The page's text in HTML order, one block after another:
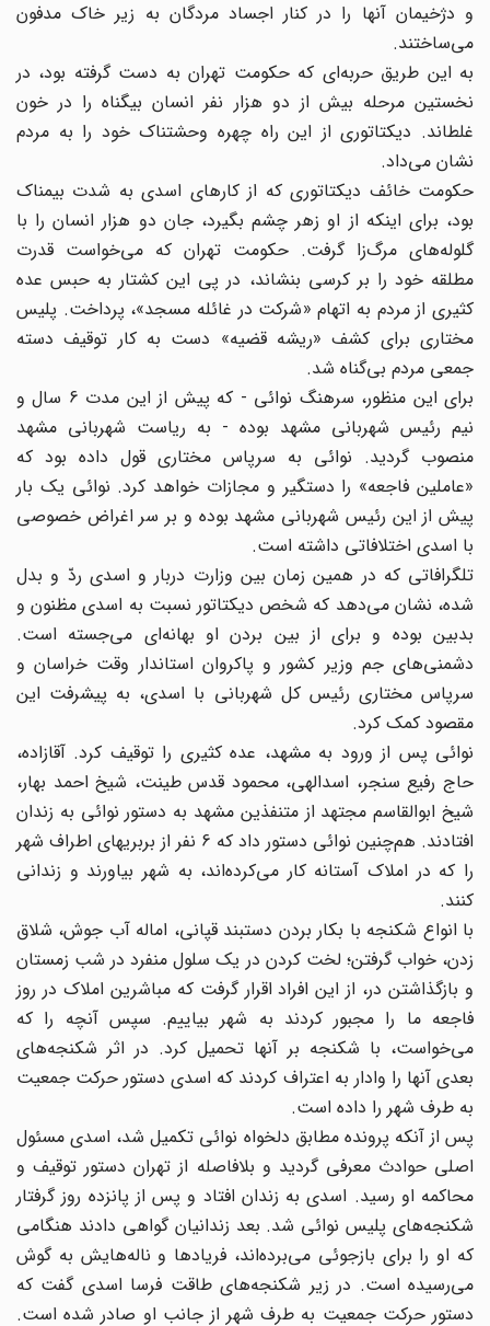
و دژخیمان آنها را در کنار اجساد مردگان به زیر خاک مدفون
می‌ساختند.
به این طریق حربه‌ای که حکومت تهران به دست گرفته بود، در
نخستین مرحله بیش از دو هزار نفر انسان بیگناه را در خون
غلطاند. دیکتاتوری از این راه چهره وحشتناک خود را به مردم
نشان می‌داد.
حکومت خائف دیکتاتوری که از کارهای اسدی به شدت بیمناک
بود، برای اینکه از او زهر چشم بگیرد، جان دو هزار انسان را با
گلوله‌های مرگ‌زا گرفت. حکومت تهران که می‌خواست قدرت
مطلقه خود را بر کرسی بنشاند، در پی این کشتار به حبس عده
کثیری از مردم به اتهام «شرکت در غائله مسجد»، پرداخت. پلیس
مختاری برای کشف «ریشه قضیه» دست به کار توقیف دسته
جمعی مردم بی‌گناه شد.
برای این منظور، سرهنگ نوائی - که پیش از این مدت 6 سال و
نیم رئیس شهربانی مشهد بوده - به ریاست شهربانی مشهد
منصوب گردید. نوائی به سرپاس مختاری قول داده بود که
«عاملین فاجعه» را دستگیر و مجازات خواهد کرد. نوائی یک بار
پیش از این رئیس شهربانی مشهد بوده و بر سر اغراض خصوصی
با اسدی اختلافاتی داشته است.
تلگرافاتی که در همین زمان بین وزارت دربار و اسدی ردّ و بدل
شده، نشان می‌دهد که شخص دیکتاتور نسبت به اسدی مظنون و
بدبین بوده و برای از بین بردن او بهانه‌ای می‌جسته است.
دشمنی‌های جم وزیر کشور و پاکروان استاندار وقت خراسان و
سرپاس مختاری رئیس کل شهربانی با اسدی، به پیشرفت این
مقصود کمک کرد.
نوائی پس از ورود به مشهد، عده کثیری را توقیف کرد. آقازاده،
حاج رفیع سنجر، اسدالهی، محمود قدس طینت، شیخ احمد بهار،
شیخ ابوالقاسم مجتهد از متنفذین مشهد به دستور نوائی به زندان
افتادند. هم‌چنین نوائی دستور داد که 6 نفر از بربریهای اطراف شهر
را که در املاک آستانه کار می‌کرده‌اند، به شهر بیاورند و زندانی
کنند.
با انواع شکنجه با بکار بردن دستبند قپانی، اماله آب جوش، شلاق
زدن، خواب گرفتن؛ لخت کردن در یک سلول منفرد در شب زمستان
و بازگذاشتن در، از این افراد اقرار گرفت که مباشرین املاک در روز
فاجعه ما را مجبور کردند به شهر بیاییم. سپس آنچه را که
می‌خواست، با شکنجه بر آنها تحمیل کرد. در اثر شکنجه‌های
بعدی آنها را وادار به اعتراف کردند که اسدی دستور حرکت جمعیت
به طرف شهر را داده است.
پس از آنکه پرونده مطابق دلخواه نوائی تکمیل شد، اسدی مسئول
اصلی حوادث معرفی گردید و بلافاصله از تهران دستور توقیف و
محاکمه او رسید. اسدی به زندان افتاد و پس از پانزده روز گرفتار
شکنجه‌های پلیس نوائی شد. بعد زندانیان گواهی دادند هنگامی
که او را برای بازجوئی می‌برده‌اند، فریادها و ناله‌هایش به گوش
می‌رسیده است. در زیر شکنجه‌های طاقت فرسا اسدی گفت که
دستور حرکت جمعیت به طرف شهر از جانب او صادر شده است.